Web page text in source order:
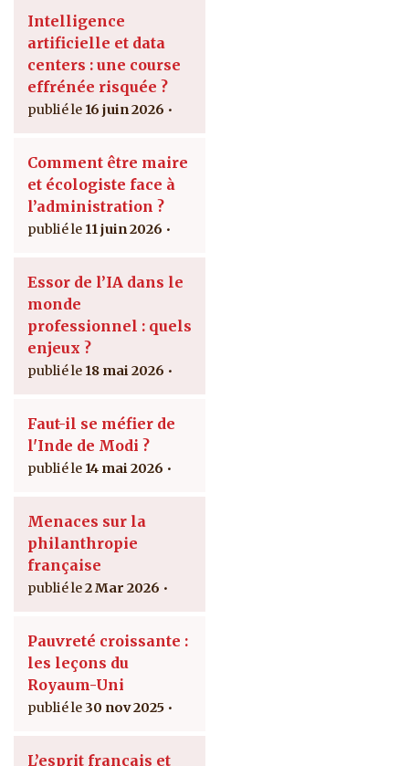
Intelligence
artificielle et data
centers : une course
effrénée risquée ?
16 juin 2026
Comment être maire
et écologiste face à
l’administration ?
11 juin 2026
Essor de l’IA dans le
monde
professionnel : quels
enjeux ?
18 mai 2026
Faut-il se méfier de
l'Inde de Modi ?
14 mai 2026
Menaces sur la
philanthropie
française
2 Mar 2026
Pauvreté croissante :
les leçons du
Royaum-Uni
30 nov 2025
L’esprit français et